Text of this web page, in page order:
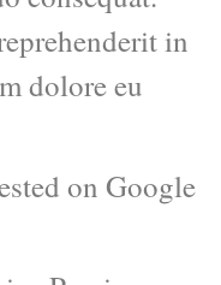
in
dolore eu
on Google